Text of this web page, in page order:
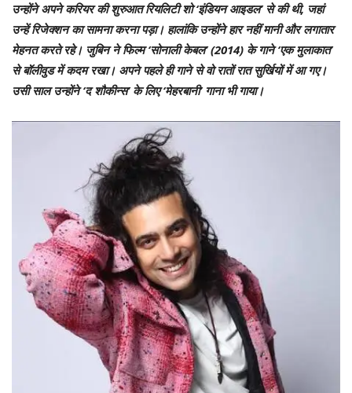
उन्होंने अपने करियर की शुरुआत रियलिटी शो ‘इंडियन आइडल’ से की थी, जहां
उन्हें रिजेक्शन का सामना करना पड़ा। हालांकि उन्होंने हार नहीं मानी और लगातार
मेहनत करते रहे। जुबिन ने फिल्म ‘सोनाली केबल’ (2014) के गाने ‘एक मुलाकात’
से बॉलीवुड में कदम रखा। अपने पहले ही गाने से वो रातों रात सुर्खियों में आ गए।
उसी साल उन्होंने ‘द शौकीन्स’ के लिए ‘मेहरबानी’ गाना भी गाया।